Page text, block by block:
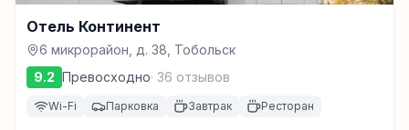
Отель Континент
6 микрорайон, д. 38, Тобольск
9.2 Превосходно· 36 отзывов
Wi-Fi Парковка Завтрак Ресторан